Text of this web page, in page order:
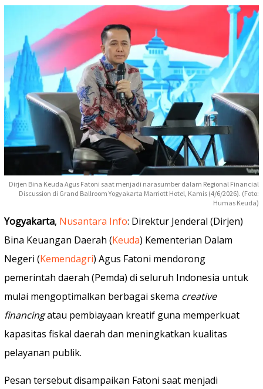
Dirjen Bina Keuda Agus Fatoni saat menjadi narasumber dalam Regional Financial
Discussion di Grand Ballroom Yogyakarta Marriott Hotel, Kamis (4/6/2026). (Foto:
Humas Keuda)
Yogyakarta, Nusantara Info: Direktur Jenderal (Dirjen)
Bina Keuangan Daerah (Keuda) Kementerian Dalam
Negeri (Kemendagri) Agus Fatoni mendorong
pemerintah daerah (Pemda) di seluruh Indonesia untuk
mulai mengoptimalkan berbagai skema creative
financingatau pembiayaan kreatif guna memperkuat
kapasitas fiskal daerah dan meningkatkan kualitas
pelayanan publik.
Pesan tersebut disampaikan Fatoni saat menjadi